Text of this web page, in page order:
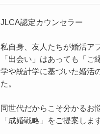
JLCA認定カウンセラー
私自身、友人たちが婚活ア
「出会い」はあっても「
学や統計学に基づいた婚活
た。
同世代だからこそ分かるお
「成婚戦略」をご提案しま